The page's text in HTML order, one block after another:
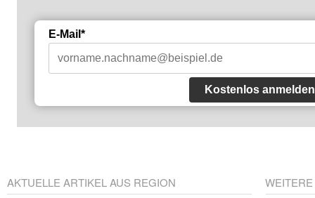
E-Mail*
Kostenlos anmelden
AKTUELLE ARTIKEL AUS REGION